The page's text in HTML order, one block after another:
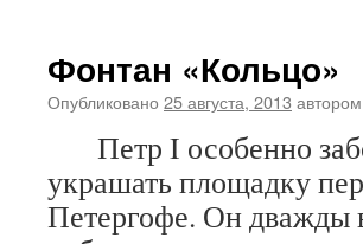
Фонтан «Кольцо»
Опубликовано 25 августа, 2013 автором
Петр I особенно
украшать площадку
Петергофе. Он дважды